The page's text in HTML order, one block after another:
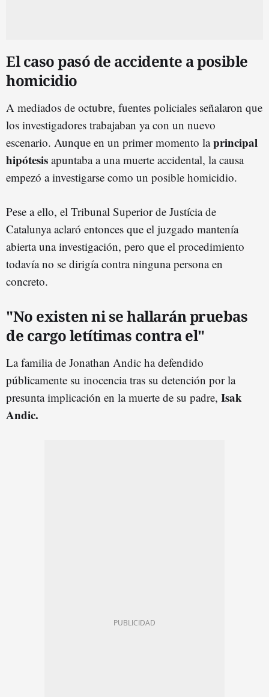
El caso pasó de accidente a posible
homicidio
A mediados de octubre, fuentes policiales señalaron que
los investigadores trabajaban ya con un nuevo
escenario. Aunque en un primer momento laprincipal
hipótesis apuntaba a una muerte accidental, la causa
empezó a investigarse como un posible homicidio.
Pese a ello, el Tribunal Superior de Justícia de
Catalunya aclaró entonces que el juzgado mantenía
abierta una investigación, pero que el procedimiento
todavía no se dirigía contra ninguna persona en
concreto.
"No existen ni se hallarán pruebas
de cargo letítimas contra el"
La familia de Jonathan Andic ha defendido
públicamente su inocencia tras su detención por la
presunta implicación en la muerte de su padre, Isak
Andic.